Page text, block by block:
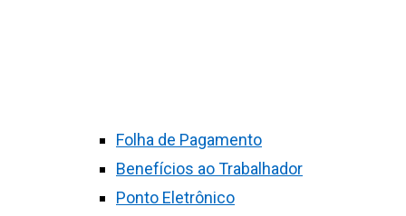
Folha de Pagamento
Benefícios ao Trabalhador
Ponto Eletrônico